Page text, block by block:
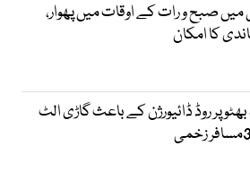
میں صبح و رات کے اوقات میں پھوار،
کا امکان
بھٹو پر روڈ ڈائیورژن کے باعث گاڑی الٹ